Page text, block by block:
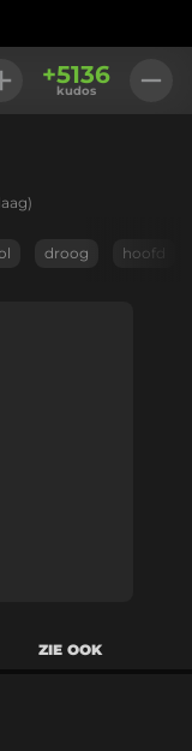
+5136
kudos
droog hoofd
ZIE OOK